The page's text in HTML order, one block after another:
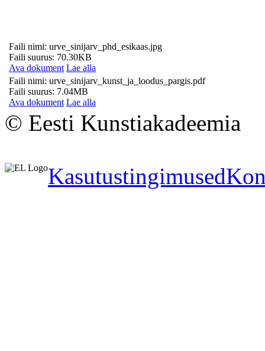
Faili nimi: urve_sinijarv_phd_esikaas.jpg
Faili suurus: 70.30KB
Ava dokument Lae alla
Faili nimi: urve_sinijarv_kunst_ja_loodus_pargis.pdf
Faili suurus: 7.04MB
Ava dokument Lae alla
© Eesti Kunstiakadeemia
Kasutustingimused